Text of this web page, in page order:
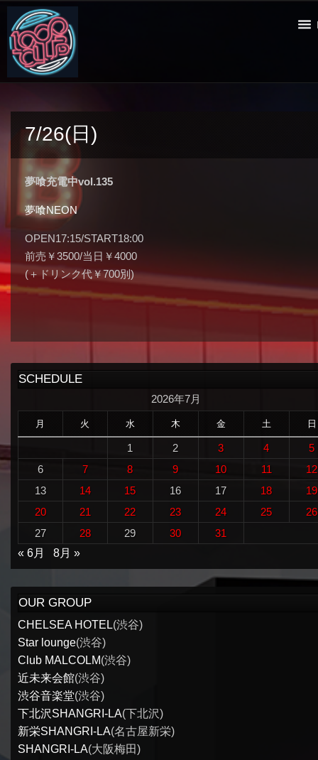
7/26(日)
夢喰充電中vol.135
夢喰NEON
OPEN17:15/START18:00
前売￥3500/当日￥4000
(＋ドリンク代￥700別)
SCHEDULE
2026年7月
月 火 水 木 金 土 日
1 2 3 4
5
6
7 8 9 10 11
12
13
14 15 16 17 18
19
20
21 22 23 24 25
26
27
28 29 30
31
« 6月
8月 »
OUR GROUP
CHELSEA HOTEL(渋谷)
Star lounge(渋谷)
Club MALCOLM(渋谷)
近未来会館(渋谷)
渋谷音楽堂(渋谷)
下北沢SHANGRI-LA(下北沢)
新栄SHANGRI-LA(名古屋新栄)
SHANGRI-LA(大阪梅田)